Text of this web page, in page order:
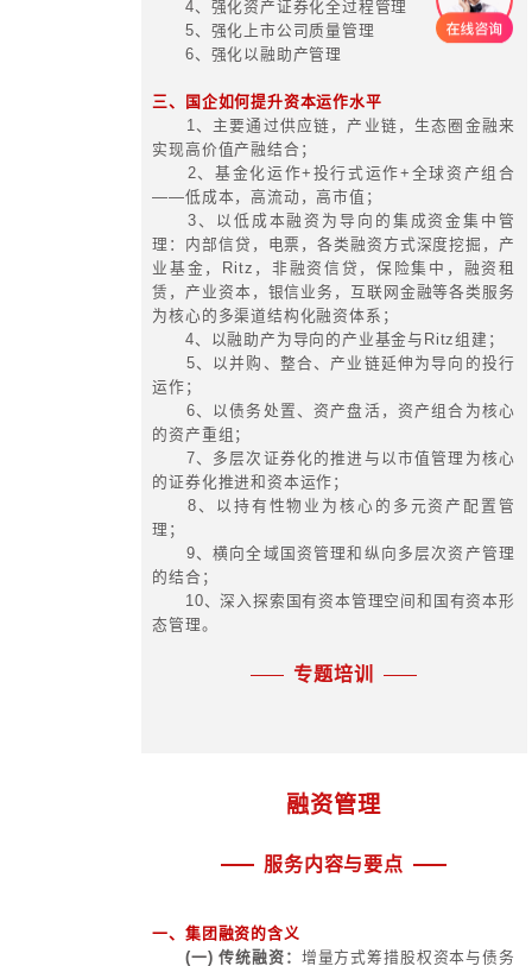
较好的能发展出一个多层次，有未来
3、能保值增值，能抗跌抗风险，
的产业及区域布局，能引导和保障投
组合池。
(二) 资本运作的第二层面：资产
1、资产结构的三个维度——变
权、控制力；
2、无形资产经营；
3、非经营性资产管理；
4、资源经营与管理；
5、资产的购置、配置、处置。
基于全域经营厘清企业真实家底
产，处理不良资产，表外问题资产。
(三) 资本运作的第三层面：内涵
1、资本配置；
2、内部转移定价；
4、资金集中与内部借贷，票据贴
5、内部股权流动。
(四) 资本运作的第四层面：外延
划，组织，协调和推动者；
盟等手法促进集团资本的运作。
打造“集团内部金融服务能力接口服
综合金融服务解决方案的一种金融服
对接丰富的融资品种，个性化的理财